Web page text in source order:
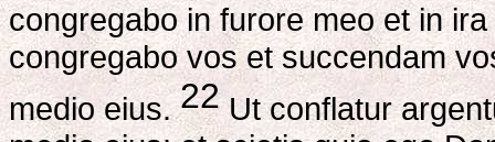
congregabo in furore meo et in
congregabo vos et succendam
medio eius.22Ut conflatur